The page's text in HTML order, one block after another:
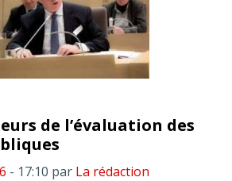
de l’évaluation des
- 17:10 par La rédaction